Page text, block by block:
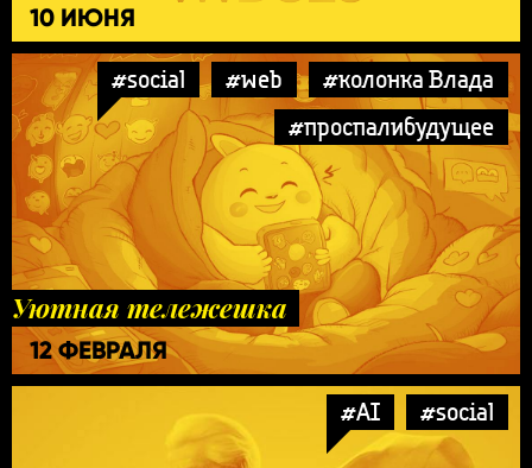
10 ИЮНЯ
#social #web
#колонка Влада
#проспалибудущее
Уютная тележешка
12 ФЕВРАЛЯ
#AI #social